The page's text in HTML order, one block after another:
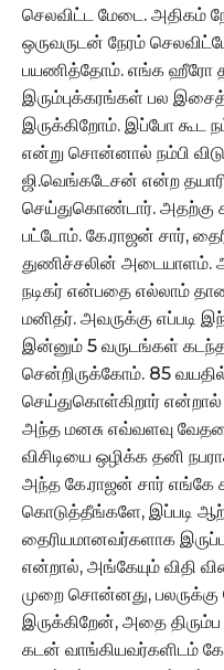
செலவிட்ட மேடை. அதிகம்
ஒருவருடன் நேரம்
பயணித்தோம். எங்க ஹீரோ
இரும்புக்கரங்கள் பல
இருக்கிறோம். இப்போ கூட
என்று சொன்னால் நம்பி
ஜி.வெங்கடேசன் என்ற
செய்துகொண்டார். அதற்கு
பட்டோம். கே.ராஜன் சார்,
துணிச்சலின் அடையாளம்.
நடிகர் என்பதை எல்லாம்
மனிதர். அவருக்கு
இன்னும் 5 வருடங்கள்
சென்றிருக்கோம். 85
செய்துகொள்கிறார்
அந்த மனசு எவ்வளவு
விசிடியை ஒழிக்க தனி
அந்த கே.ராஜன் சார் எங்கே
கொடுத்தீங்களே, இப்படி
தைரியமானவர்களாக
என்றால், அங்கேயும் விதி
முறை சொன்னது,
இருக்கிறேன், அதை
கடன் வாங்கியவர்களிடம்